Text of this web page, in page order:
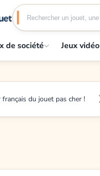
de société Jeux vidéo
français du jouet pas cher !